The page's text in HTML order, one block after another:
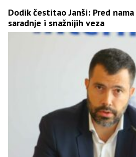
Dodik čestitao Janši: Pred
saradnje i snažnijih veza